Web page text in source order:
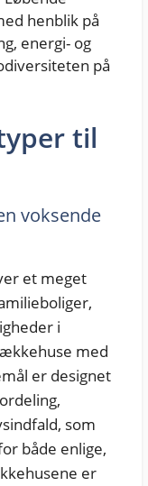
henblik på
energi- og
på
til
voksende
et meget
i
med
er designet
som
både enlige,
er